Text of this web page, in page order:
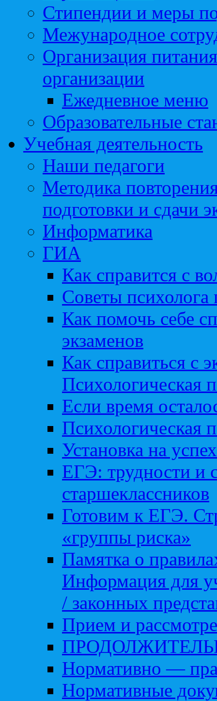
Стипендии и меры
Межународное
Организация
организации
Ежедневное меню
Образовательные
Учебная деятельность
Наши педагоги
Методика
подготовки и сдачи
Информатика
ГИА
Как справится с
Советы
Как помочь себе
экзаменов
Как справиться с
Психологическая
Если время
Психологическая
Установка на успех
ЕГЭ: трудности и
старшеклассников
Готовим к ЕГЭ.
«группы риска»
Памятка о
Информация для
/ законных
Прием и
Нормативно —
Нормативные